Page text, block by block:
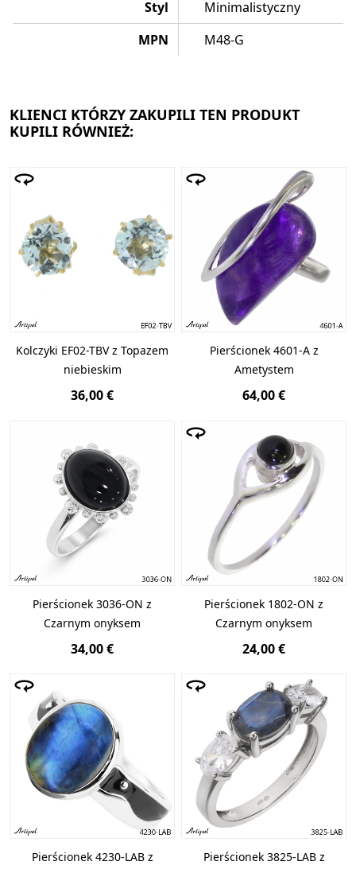
Styl
Minimalistyczny
MPN
M48-G
KLIENCI KTÓRZY ZAKUPILI TEN PRODUKT
KUPILI RÓWNIEŻ:
Kolczyki EF02-TBV z Topazem
niebieskim
36,00 €
Pierścionek 4601-A z
Ametystem
64,00 €
Pierścionek 3036-ON z
Czarnym onyksem
34,00 €
Pierścionek 1802-ON z
Czarnym onyksem
24,00 €
Pierścionek 4230-LAB z
Pierścionek 3825-LAB z